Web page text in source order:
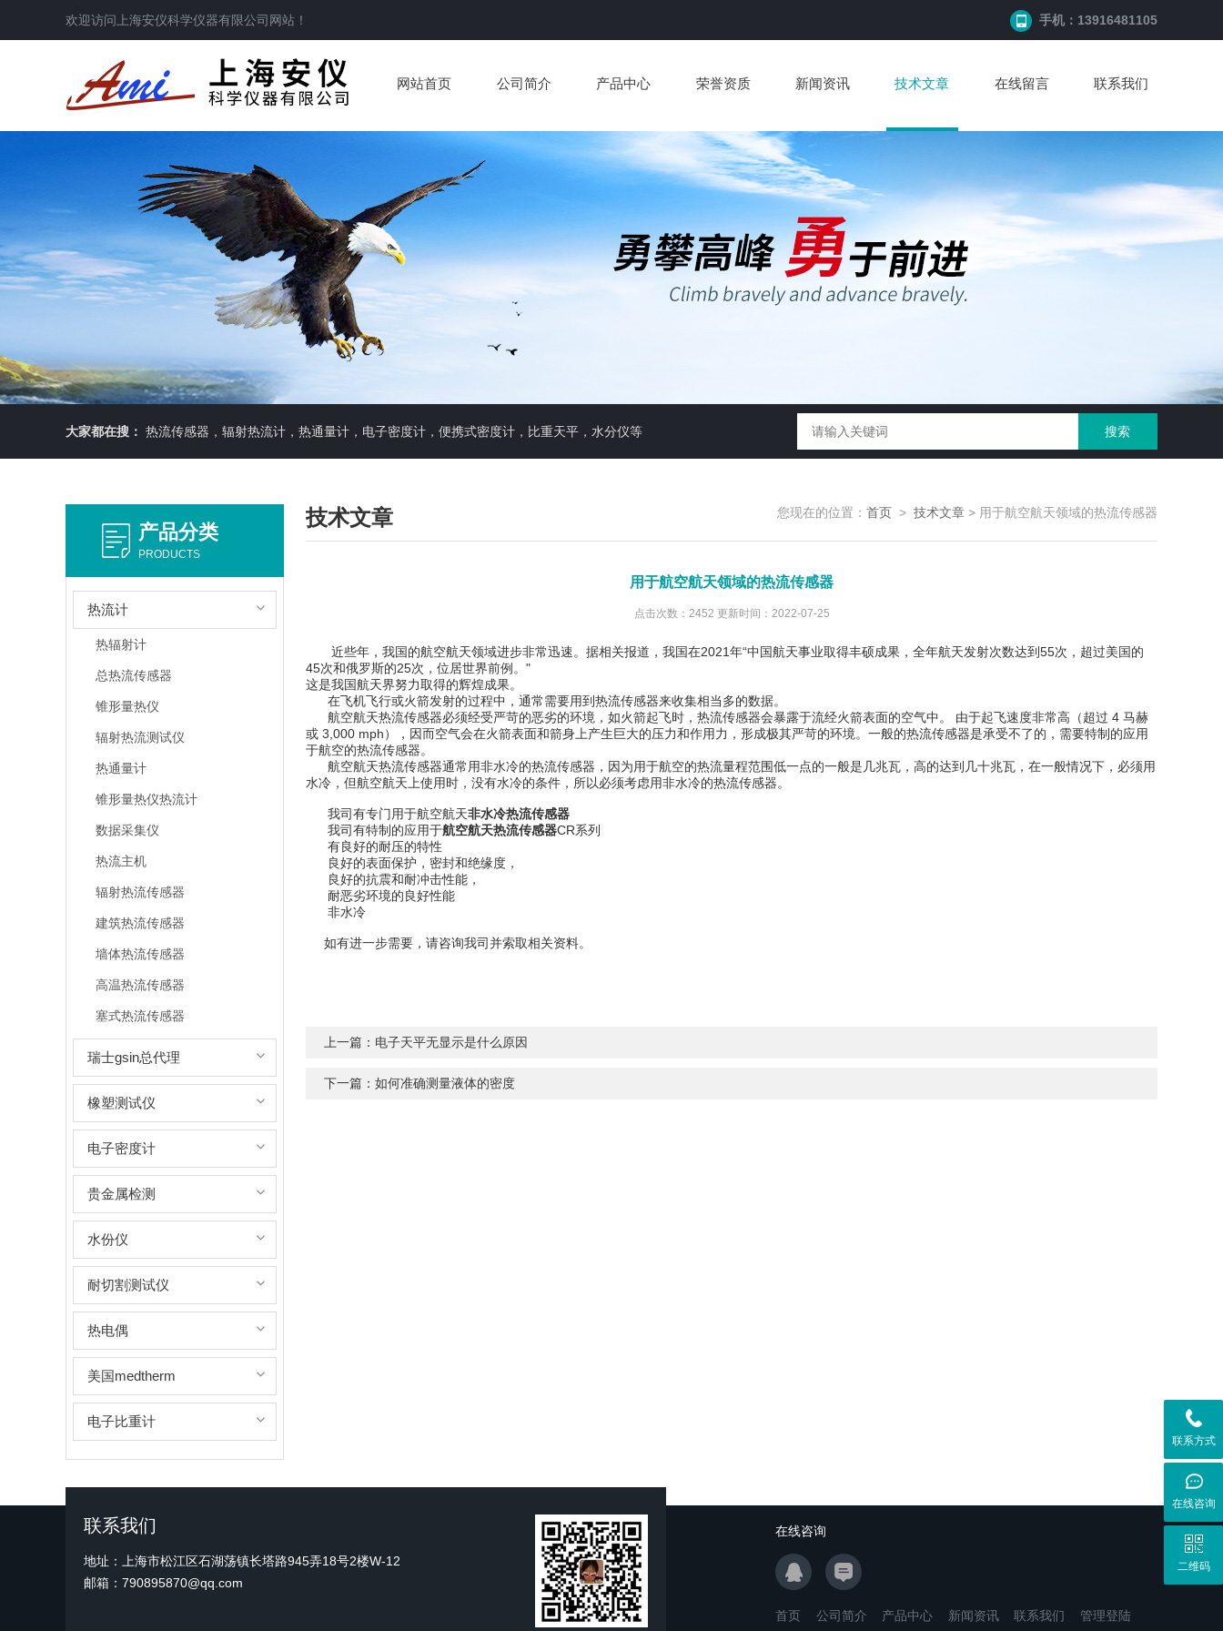
欢迎访问 上海安仪科学仪器有限公司 网站！ 手机：13916481105
网站首页 公司简介 产品中心 荣誉资质 新闻资讯 技术文章 在线留言 联系我们
大家都在搜： 热流传感器，辐射热流计，热通量计，电子密度计，便携式密度计，比重天平，水分仪等
产品分类
PRODUCTS
热流计
热辐射计
总热流传感器
锥形量热仪
辐射热流测试仪
热通量计
锥形量热仪热流计
数据采集仪
热流主机
辐射热流传感器
建筑热流传感器
墙体热流传感器
高温热流传感器
塞式热流传感器
瑞士gsin总代理
橡塑测试仪
电子密度计
贵金属检测
水份仪
耐切割测试仪
热电偶
美国medtherm
电子比重计
技术文章 您现在的位置： 首页 > 技术文章 > 用于航空航天领域的热流传感器
用于航空航天领域的热流传感器
点击次数：2452 更新时间：2022-07-25
近些年，我国的航空航天领域进步非常迅速。据相关报道，我国在2021年“中国航天事业取得丰硕成果，全年航天发射次数达到55次，超过美国的
45次和俄罗斯的25次，位居世界前例。"
这是我国航天界努力取得的辉煌成果。
在飞机飞行或火箭发射的过程中，通常需要用到热流传感器来收集相当多的数据。
航空航天热流传感器必须经受严苛的恶劣的环境，如火箭起飞时，热流传感器会暴露于流经火箭表面的空气中。 由于起飞速度非常高（超过 4 马赫
或 3,000 mph），因而空气会在火箭表面和箭身上产生巨大的压力和作用力，形成极其严苛的环境。一般的热流传感器是承受不了的，需要特制的应用
于航空的热流传感器。
航空航天热流传感器通常用非水冷的热流传感器，因为用于航空的热流量程范围低一点的一般是几兆瓦，高的达到几十兆瓦，在一般情况下，必须用
水冷，但航空航天上使用时，没有水冷的条件，所以必须考虑用非水冷的热流传感器。
我司有专门用于航空航天非水冷热流传感器
我司有特制的应用于航空航天热流传感器CR系列
有良好的耐压的特性
良好的表面保护，密封和绝缘度，
良好的抗震和耐冲击性能，
耐恶劣环境的良好性能
非水冷
如有进一步需要，请咨询我司并索取相关资料。
上一篇： 电子天平无显示是什么原因
下一篇： 如何准确测量液体的密度
联系我们
地址：上海市松江区石湖荡镇长塔路945弄18号2楼W-12
邮箱：790895870@qq.com
在线咨询
首页 公司简介 产品中心 新闻资讯 联系我们 管理登陆
联系方式
在线咨询
二维码